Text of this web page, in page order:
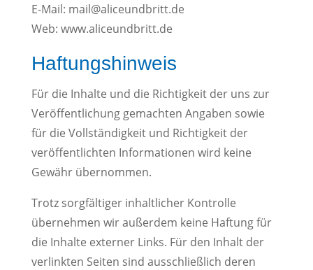
E-Mail: mail@aliceundbritt.de
Web: www.aliceundbritt.de
Haftungshinweis
Für die Inhalte und die Richtigkeit der uns zur
Veröffentlichung gemachten Angaben sowie
für die Vollständigkeit und Richtigkeit der
veröffentlichten Informationen wird keine
Gewähr übernommen.
Trotz sorgfältiger inhaltlicher Kontrolle
übernehmen wir außerdem keine Haftung für
die Inhalte externer Links. Für den Inhalt der
verlinkten Seiten sind ausschließlich deren